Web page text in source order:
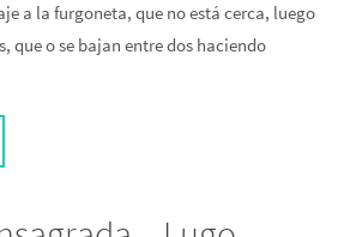
a la furgoneta, que no está cerca, luego
que o se bajan entre dos haciendo